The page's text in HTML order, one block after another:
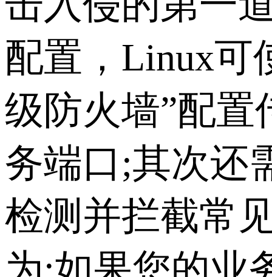
配置，Linux可
级防火墙”配
务端口;其次还
检测并拦截常